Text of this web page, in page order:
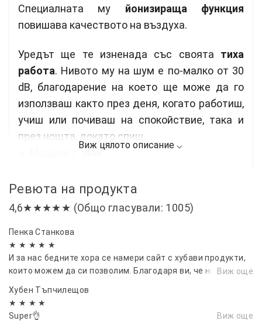
Специалната му йонизираща функция
повишава качеството на въздуха.
Уредът ще те изненада със своята тиха
работа. Нивото му на шум е по-малко от 30
dB, благодарение на което ще може да го
използваш както през деня, когато работиш,
учиш или почиваш на спокойствие, така и
през нощта, докато спиш.
Мощност:30W
осцилатор(2.4 MHz)
Специаленфилтър, предотвратяващ
магнезиевите и калциевите оксиди)
Подходящ за помещениядо 30m²
Максимално време на работа:12 часа без
необходимост от доливане на вода
Консумация на вода:
Ревюта на продукта
4,6★★★★★ (Общо гласували: 1005)
Пенка Станкова
★ ★ ★ ★ ★
И за нас бедните хора се намери сайт с хубави продукти,
които можем да си позволим. Благодаря ви, че някоиВиж още
Хубен Тъпчилещов
★ ★ ★ ★
Super👌
Виж още